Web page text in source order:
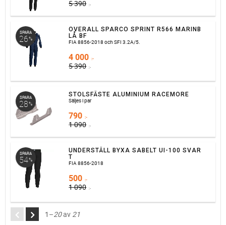
5 390 :-
OVERALL SPARCO SPRINT R566 MARINB
LÅ BF
FIA 8856-2018 och SFI 3.2A/5.
4 000 :-
5 390 :-
SPARA
26%
STOLSFÄSTE ALUMINIUM RACEMORE
Säljes i par
790 :-
1 090 :-
SPARA
28%
UNDERSTÄLL BYXA SABELT UI-100 SVAR
T
FIA 8856-2018
500 :-
1 090 :-
SPARA
54%
1–20av 21